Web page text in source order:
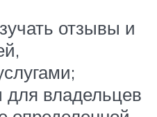
отзывы и
владельцев